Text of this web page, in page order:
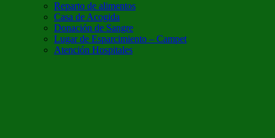
Reparto de alimentos
Casa de Acogida
Donación de Sangre
Lugar de Esparcimiento – Campet
Atención Hospitales